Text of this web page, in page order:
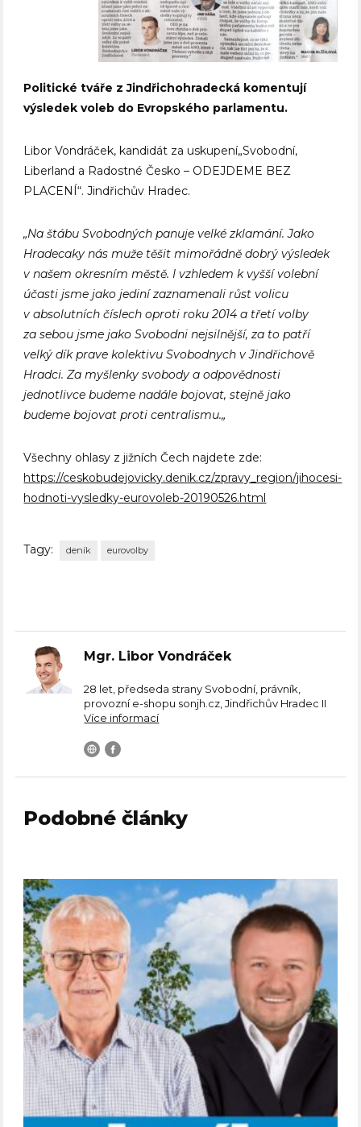
Politické tváře z Jindřichohradecká komentují
výsledek voleb do Evropského parlamentu.
Libor Vondráček, kandidát za uskupení„Svobodní,
Liberland a Radostné Česko – ODEJDEME BEZ
PLACENÍ“. Jindřichův Hradec.
„Na štábu Svobodných panuje velké zklamání. Jako
Hradecaky nás muže těšit mimořádně dobrý výsledek
v našem okresním městě. I vzhledem k vyšší volební
účasti jsme jako jediní zaznamenali růst volicu
v absolutních číslech oproti roku 2014 a třetí volby
za sebou jsme jako Svobodni nejsilnější, za to patří
velký dík prave kolektivu Svobodnych v Jindřichově
Hradci. Za myšlenky svobody a odpovědnosti
jednotlivce budeme nadále bojovat, stejně jako
budeme bojovat proti centralismu.„
Všechny ohlasy z jižních Čech najdete zde:
https://ceskobudejovicky.denik.cz/zpravy_region/jihocesi-
hodnoti-vysledky-eurovoleb-20190526.html
Tagy: deník eurovolby
Mgr. Libor Vondráček
28 let, předseda strany Svobodní, právník,
provozní e-shopu sonjh.cz, Jindřichův Hradec II
Více informací
Podobné články